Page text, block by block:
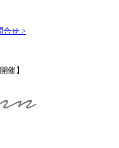
合せ >
催】